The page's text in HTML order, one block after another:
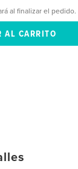
al finalizar el pedido.